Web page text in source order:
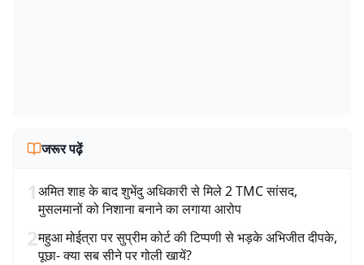
जरूर पढ़ें
1अमित शाह के बाद शुभेंदु अधिकारी से मिले 2 TMC सांसद,
मुसलमानों को निशाना बनाने का लगाया आरोप
2महुआ मोईत्रा पर सुप्रीम कोर्ट की टिप्पणी से भड़के अभिजीत दीपके,
पूछा- क्या सब सीने पर गोली खायें?